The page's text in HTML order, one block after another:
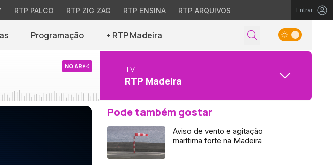
RTP PALCO RTP ZIG ZAG RTP ENSINA RTP ARQUIVOS Entrar
Programação + RTP Madeira
NO AR TV
RTP Madeira
Pode também gostar
Aviso de vento e agitação
marítima forte na Madeira